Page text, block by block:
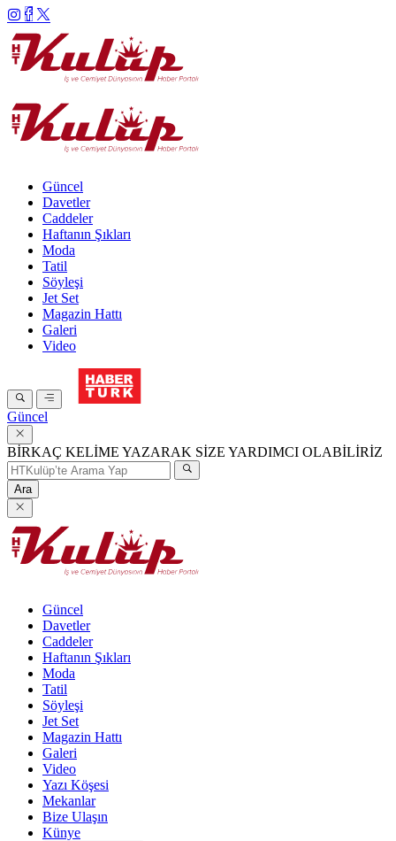
Güncel
Davetler
Caddeler
Haftanın Şıkları
Moda
Tatil
Söyleşi
Jet Set
Magazin Hattı
Galeri
Video
Güncel
BİRKAÇ KELİME YAZARAK SİZE YARDIMCI OLABİLİRİZ
Ara
Güncel
Davetler
Caddeler
Haftanın Şıkları
Moda
Tatil
Söyleşi
Jet Set
Magazin Hattı
Galeri
Video
Yazı Köşesi
Mekanlar
Bize Ulaşın
Künye